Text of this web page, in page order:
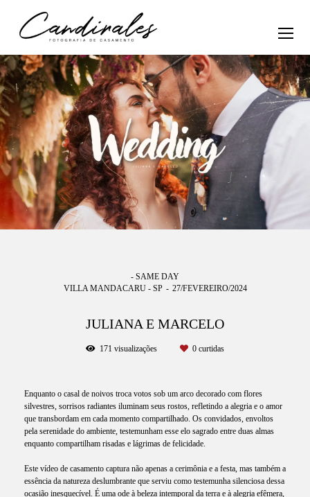
- SAME DAY
VILLA MANDACARU - SP
27/FEVEREIRO/2024
JULIANA E MARCELO
171 visualizações 0 curtidas
Enquanto o casal de noivos troca votos sob um arco decorado com flores
silvestres, sorrisos radiantes iluminam seus rostos, refletindo a alegria e o amor
que transbordam em cada momento compartilhado. Os convidados, envoltos
pela serenidade do ambiente, testemunham esse elo sagrado entre duas almas
enquanto compartilham risadas e lágrimas de felicidade.
Este vídeo de casamento captura não apenas a cerimônia e a festa, mas também a
essência da natureza deslumbrante que serviu como testemunha silenciosa dessa
ocasião inesquecível. É uma ode à beleza intemporal da terra e à alegria efêmera,